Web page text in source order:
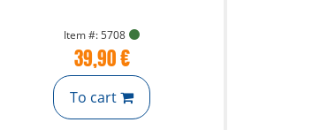
Item #: 5708
39,90 €
To cart